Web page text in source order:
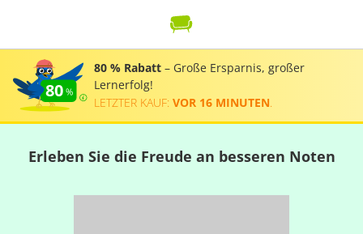
80
80 % Rabatt – Große Ersparnis, großer
Lernerfolg!
LETZTER KAUF: VOR 16 MINUTEN
Erleben Sie die Freude an besseren Noten